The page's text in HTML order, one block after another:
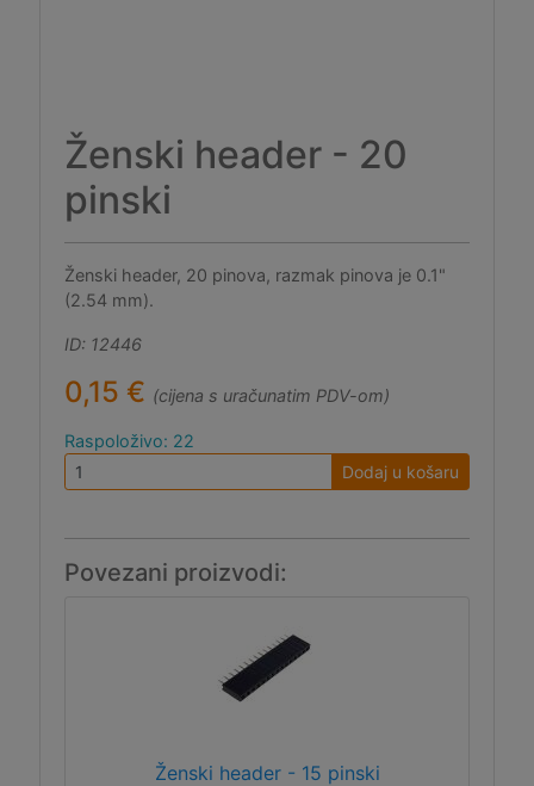
Ženski header - 20
pinski
Ženski header, 20 pinova, razmak pinova je 0.1"
(2.54 mm).
ID: 12446
0,15 € (cijena s uračunatim PDV-om)
Raspoloživo: 22
Dodaj u košaru
Povezani proizvodi:
Ženski header - 15 pinski